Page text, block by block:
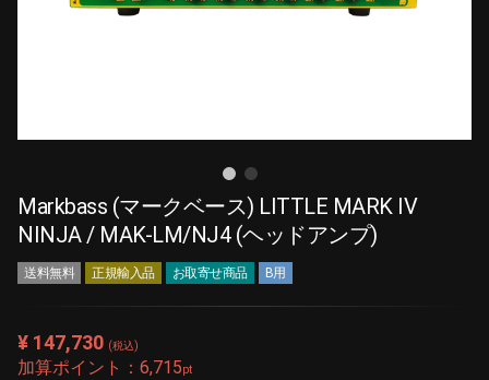
Markbass (マークベース) LITTLE MARK IV
NINJA / MAK-LM/NJ4 (ヘッドアンプ)
送料無料 正規輸入品 お取寄せ商品 B用
¥ 147,730 (税込)
加算ポイント： 6,715pt